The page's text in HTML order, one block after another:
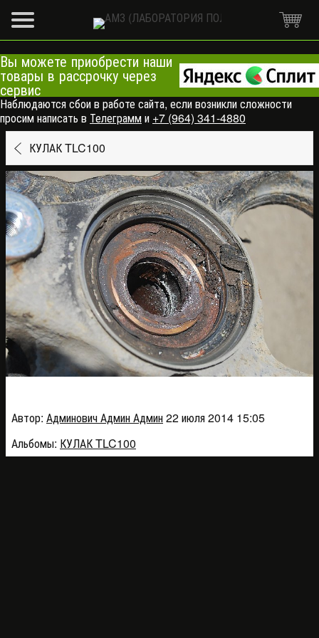
Вы можете приобрести наши
товары в рассрочку через
сервис
Наблюдаются сбои в работе сайта, если возникли сложности
просим написать в Телеграмми +7 (964) 341-4880
КУЛАК TLC100
Автор: Админович Админ Админ22 июля 2014 15:05
Альбомы: КУЛАК TLC100